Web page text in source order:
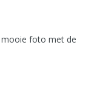
mooie foto met de